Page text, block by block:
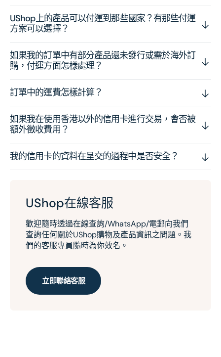
UShop上的產品可以付運到那些國家？有那些付運
方案可以選擇？
如果我的訂單中有部分產品還未發行或需於海外訂
購，付運方面怎樣處理？
訂單中的運費怎樣計算？
如果我在使用香港以外的信用卡進行交易，會否被
額外徵收費用？
我的信用卡的資料在呈交的過程中是否安全？
UShop在線客服
歡迎隨時透過在線查詢/WhatsApp/電郵向我們
查詢任何關於UShop購物及產品資訊之問題。我
們的客服專員隨時為你效名。
立即聯絡客服